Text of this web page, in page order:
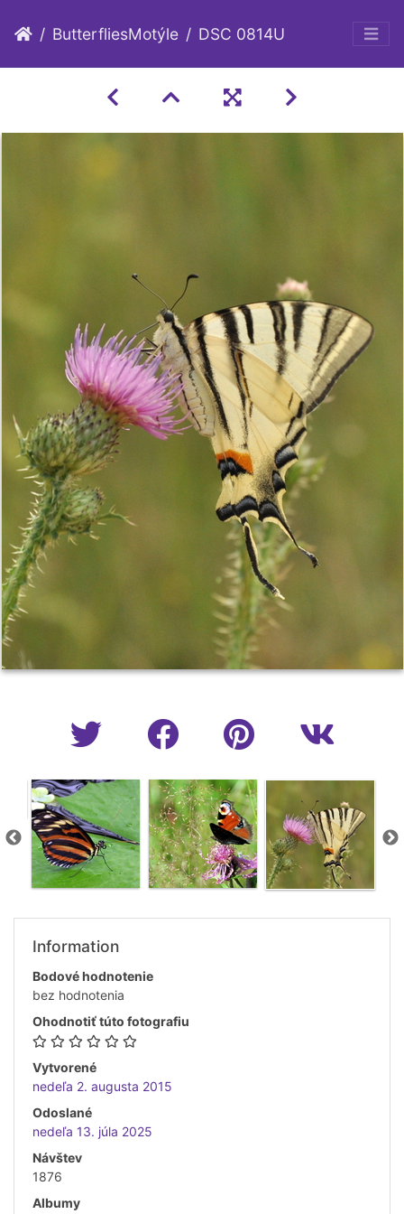
ButterfliesMotýle DSC 0814U
Information
Bodové hodnotenie
bez hodnotenia
Ohodnotiť túto fotografiu
Vytvorené
nedeľa 2. augusta 2015
Odoslané
nedeľa 13. júla 2025
Návštev
1876
Albumy